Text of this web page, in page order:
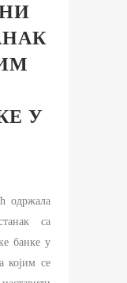
У
одржала
са
банке у
којим се